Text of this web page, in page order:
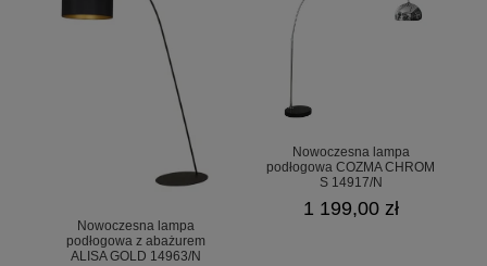
Nowoczesna lampa
podłogowa z abażurem
ALISA GOLD 14963/N
Nowoczesna lampa
podłogowa COZMA CHROM
S 14917/N
1 199,00 zł